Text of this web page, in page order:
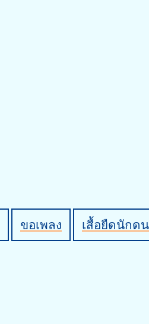
ขอเพลง เสื้อยืดนักด